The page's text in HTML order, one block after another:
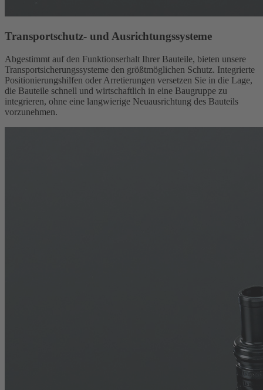
Transportschutz- und Ausrichtungssysteme
Abgestimmt auf den Funktionserhalt Ihrer Bauteile, bieten unsere
Transportsicherungssysteme den größtmöglichen Schutz. Integrierte
Positionierungshilfen oder Arretierungen versetzen Sie in die Lage,
die Bauteile schnell und wirtschaftlich in eine Baugruppe zu
integrieren, ohne eine langwierige Neuausrichtung des Bauteils
vorzunehmen.